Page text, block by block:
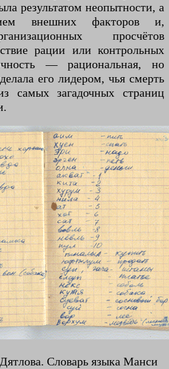
результатом неопытности, а
внешних факторов и,
просчётов
рации или контрольных
— рациональная, но
его лидером, чья смерть
самых загадочных страниц
Словарь языка Манси